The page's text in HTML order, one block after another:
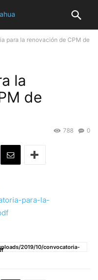
para la renovación de CPM de
la
de
0
788
para-la-
2019/10/convocatoria-